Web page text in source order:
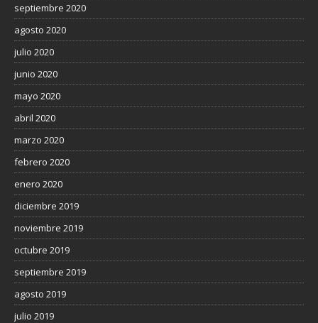
septiembre 2020
agosto 2020
julio 2020
junio 2020
mayo 2020
abril 2020
marzo 2020
febrero 2020
enero 2020
diciembre 2019
noviembre 2019
octubre 2019
septiembre 2019
agosto 2019
julio 2019